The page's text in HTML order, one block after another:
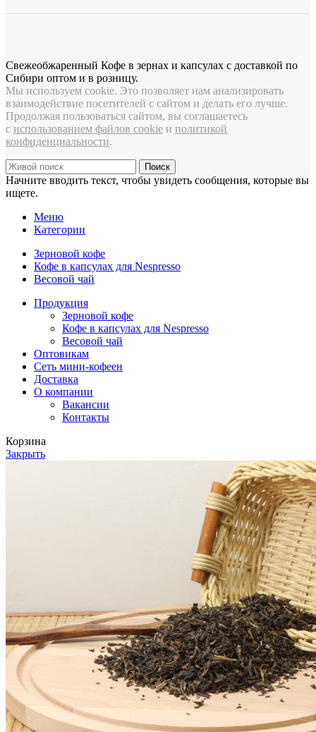
Свежеобжаренный Кофе в зернах и капсулах с доставкой по
Сибири оптом и в розницу.
Мы используем cookie. Это позволяет нам анализировать
взаимодействие посетителей с сайтом и делать его лучше.
Продолжая пользоваться сайтом, вы соглашаетесь
с использованием файлов cookie и политикой
конфиденциальности.
Поиск
Начните вводить текст, чтобы увидеть сообщения, которые вы
ищете.
Меню
Категории
Зерновой кофе
Кофе в капсулах для Nespresso
Весовой чай
Продукция
Зерновой кофе
Кофе в капсулах для Nespresso
Весовой чай
Оптовикам
Сеть мини-кофеен
Доставка
О компании
Вакансии
Контакты
Корзина
Закрыть